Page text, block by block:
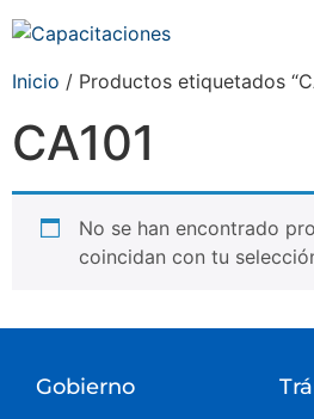
Inicio / Productos etiquetados
CA101
No se han encontrado
coincidan con tu
Gobierno